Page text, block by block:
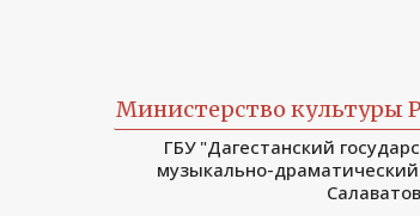
Министерство культуры
ГБУ "Дагестанский
музыкально-